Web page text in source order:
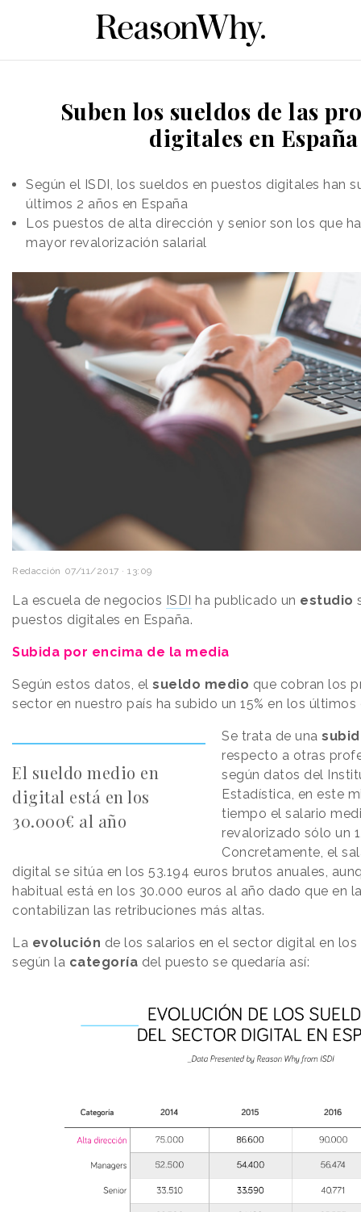
Suben los sueldos de las
digitales en España
Según el ISDI, los sueldos en puestos digitales han
últimos 2 años en España
Los puestos de alta dirección y senior son los que
mayor revalorización salarial
Redacción 07/11/2017 · 13:09
La escuela de negocios ISDI ha publicado un estudio
puestos digitales en España.
Subida por encima de la media
Según estos datos, el sueldo medio que cobran los
sector en nuestro país ha subido un 15% en los últimos
El sueldo medio en
digital está en los
30.000€ al año
Se trata de una
respecto a otras
según datos del
Estadística, en este
tiempo el salario
revalorizado sólo un
Concretamente, el
digital se sitúa en los 53.194 euros brutos anuales,
habitual está en los 30.000 euros al año dado que en
contabilizan las retribuciones más altas.
La evolución de los salarios en el sector digital en
según la categoría del puesto se quedaría así: